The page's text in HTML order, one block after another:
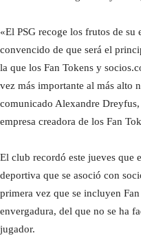
«El PSG recoge los frutos de
convencido de que será el
la que los Fan Tokens y
vez más importante al más alto
comunicado Alexandre
empresa creadora de los Fan
El club recordó este jueves que
deportiva que se asoció con
primera vez que se incluyen
envergadura, del que no se ha
jugador.